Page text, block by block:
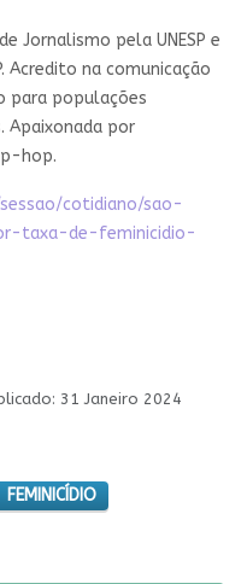
Jornalismo pela UNESP e
Acredito na comunicação
para populações
Apaixonada por
hop.
cotidiano/sao-
taxa-de-feminicidio-
31 Janeiro 2024
FEMINICÍDIO